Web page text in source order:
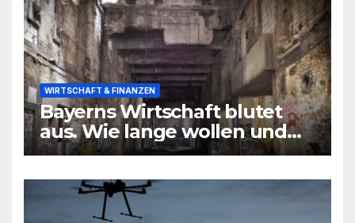
WIRTSCHAFT & FINANZEN
Bayerns Wirtschaft blutet
aus. Wie lange wollen und
können wir uns den
noch leisten?